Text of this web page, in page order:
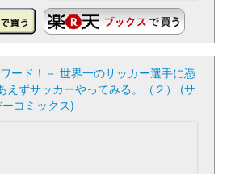
ード！－ 世界一のサッカー選手に憑
えずサッカーやってみる。（２） (サ
コミックス)